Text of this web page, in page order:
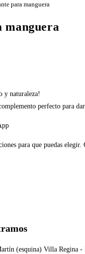
para manguera
manguera
y naturaleza!
perfecto para
para que puedas
(esquina) Villa Regina -